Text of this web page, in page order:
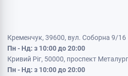
Кременчук, 39600, вул. Соборна 9/16
Пн - Нд: з 10:00 до 20:00
Кривий Ріг, 50000, проспект
Пн - Нд: з 10:00 до 20:00